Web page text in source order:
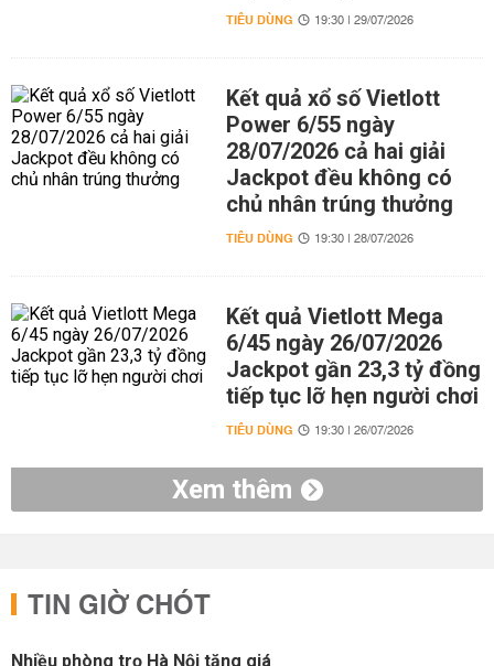
TIÊU DÙNG 19:30 | 29/07/2026
Kết quả xổ số Vietlott
Power 6/55 ngày
28/07/2026 cả hai giải
Jackpot đều không có
chủ nhân trúng thưởng
TIÊU DÙNG 19:30 | 28/07/2026
Kết quả Vietlott Mega
6/45 ngày 26/07/2026
Jackpot gần 23,3 tỷ đồng
tiếp tục lỡ hẹn người chơi
TIÊU DÙNG 19:30 | 26/07/2026
Xem thêm
TIN GIỜ CHÓT
Nhiều phòng trọ Hà Nội tăng giá